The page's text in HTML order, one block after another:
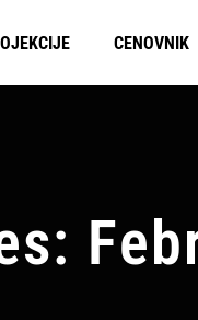
CENOVNIK